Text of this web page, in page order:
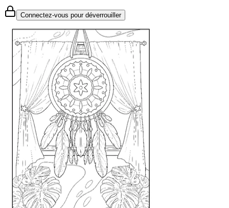
Connectez-vous pour déverrouiller